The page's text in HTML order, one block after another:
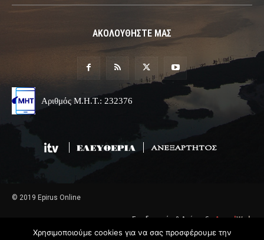
ΑΚΟΛΟΥΘΗΣΤΕ ΜΑΣ
Αριθμός Μ.Η.Τ.: 232376
© 2019 Epirus Online
Σχεδιασμός & Ανάπτυξη AngelWeb
Χρησιμοποιούμε cookies για να σας προσφέρουμε την